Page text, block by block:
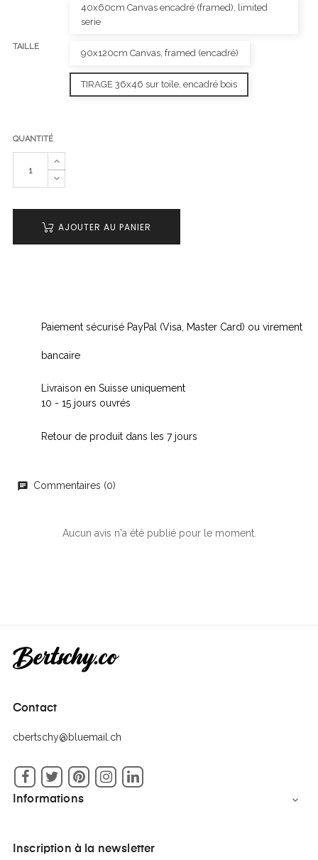
TAILLE
40x60cm Canvas encadré (framed), limited
serie
90x120cm Canvas, framed (encadré)
TIRAGE 36x46 sur toile, encadré bois
QUANTITÉ
AJOUTER AU PANIER
Paiement sécurisé PayPal (Visa, Master Card) ou virement
bancaire
Livraison en Suisse uniquement
10 - 15 jours ouvrés
Retour de produit dans les 7 jours
chat Commentaires (0)
Aucun avis n'a été publié pour le moment.
Contact
cbertschy@bluemail.ch
Facebook
Twitter PinterestInstagram
Informations

Inscription à la newsletter